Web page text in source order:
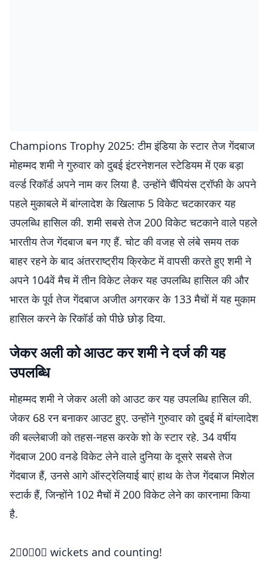
Champions Trophy 2025: टीम इंडिया के स्टार तेज गेंदबाज
मोहम्मद शमी ने गुरुवार को दुबई इंटरनेशनल स्टेडियम में एक बड़ा
वर्ल्ड रिकॉर्ड अपने नाम कर लिया है. उन्होंने चैंपियंस ट्रॉफी के अपने
पहले मुकाबले में बांग्लादेश के खिलाफ 5 विकेट चटकारकर यह
उपलब्धि हासिल की. शमी सबसे तेज 200 विकेट चटकाने वाले पहले
भारतीय तेज गेंदबाज बन गए हैं. चोट की वजह से लंबे समय तक
बाहर रहने के बाद अंतरराष्ट्रीय क्रिकेट में वापसी करते हुए शमी ने
अपने 104वें मैच में तीन विकेट लेकर यह उपलब्धि हासिल की और
भारत के पूर्व तेज गेंदबाज अजीत अगरकर के 133 मैचों में यह मुकाम
हासिल करने के रिकॉर्ड को पीछे छोड़ दिया.
जेकर अली को आउट कर शमी ने दर्ज की यह
उपलब्धि
मोहम्मद शमी ने जेकर अली को आउट कर यह उपलब्धि हासिल की.
जेकर 68 रन बनाकर आउट हुए. उन्होंने गुरुवार को दुबई में बांग्लादेश
की बल्लेबाजी को तहस-नहस करके शो के स्टार रहे. 34 वर्षीय
गेंदबाज 200 वनडे विकेट लेने वाले दुनिया के दूसरे सबसे तेज
गेंदबाज हैं, उनसे आगे ऑस्ट्रेलियाई बाएं हाथ के तेज गेंदबाज मिशेल
स्टार्क हैं, जिन्होंने 102 मैचों में 200 विकेट लेने का कारनामा किया
है.
2⃣0⃣0⃣ wickets and counting!